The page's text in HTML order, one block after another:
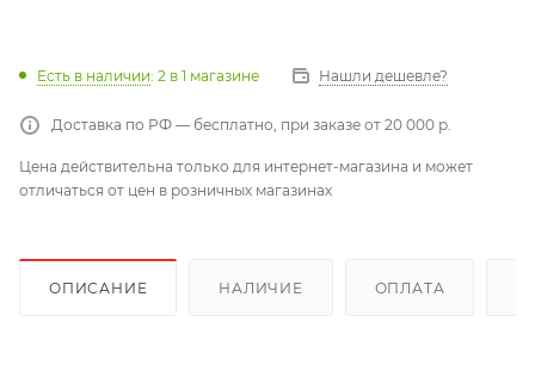
Есть в наличии: 2 в 1 магазине Нашли дешевле?
Доставка по РФ — бесплатно, при заказе от 20 000 р.
Цена действительна только для интернет-магазина и может
отличаться от цен в розничных магазинах
ОПИСАНИЕ НАЛИЧИЕ ОПЛАТА